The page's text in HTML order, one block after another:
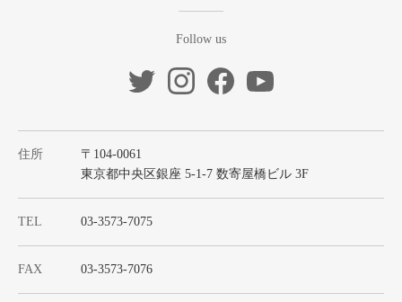
Follow us
住所
〒104-0061
東京都中央区銀座 5-1-7 数寄屋橋ビル 3F
TEL 03-3573-7075
FAX 03-3573-7076